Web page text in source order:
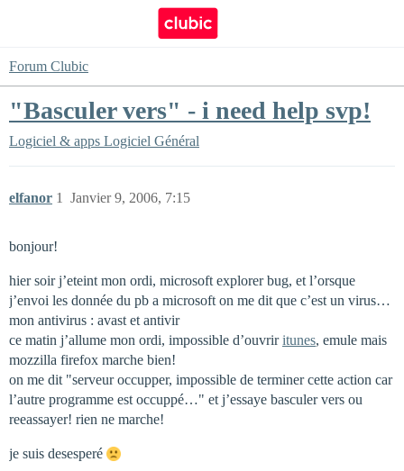
Forum Clubic
"Basculer vers" - i need help svp!
Logiciel & apps Logiciel Général
elfanor Janvier 9, 2006, 7:15
1
bonjour!
hier soir j’eteint mon ordi, microsoft explorer bug, et l’orsque
j’envoi les donnée du pb a microsoft on me dit que c’est un virus…
mon antivirus : avast et antivir
ce matin j’allume mon ordi, impossible d’ouvriritunes, emule mais
mozzilla firefox marche bien!
on me dit "serveur occupper, impossible de terminer cette action car
l’autre programme est occuppé…" et j’essaye basculer vers ou
reeassayer! rien ne marche!
je suis desesperé